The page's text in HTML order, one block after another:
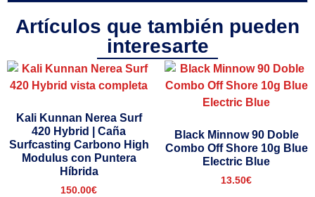
Artículos que también pueden
interesarte
Kali Kunnan Nerea Surf
420 Hybrid | Caña
Surfcasting Carbono High
Modulus con Puntera
Híbrida
150.00€
Black Minnow 90 Doble
Combo Off Shore 10g Blue
Electric Blue
13.50€